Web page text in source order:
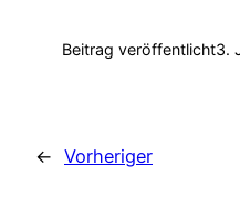
Beitrag veröffentlicht3.
← Vorheriger